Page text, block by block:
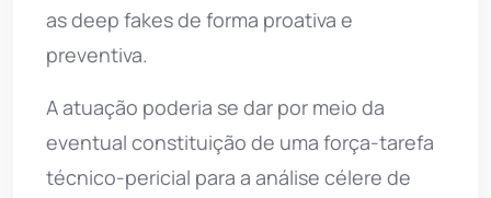
as deep fakes de forma proativa e
preventiva.
A atuação poderia se dar por meio da
eventual constituição de uma força-tarefa
técnico-pericial para a análise célere de